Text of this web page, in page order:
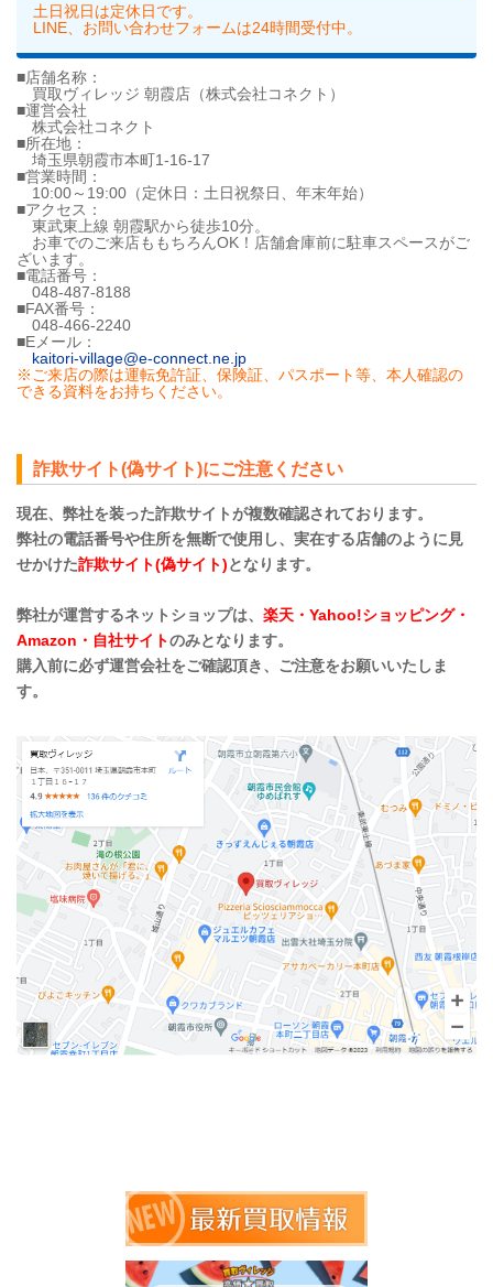
土日祝日は定休日です。
LINE、お問い合わせフォームは24時間受付中。
■店舗名称：
買取ヴィレッジ 朝霞店（株式会社コネクト）
■運営会社
株式会社コネクト
■所在地：
埼玉県朝霞市本町1-16-17
■営業時間：
10:00～19:00（定休日：土日祝祭日、年末年始）
■アクセス：
東武東上線 朝霞駅から徒歩10分。
お車でのご来店ももちろんOK！店舗倉庫前に駐車スペースがご
ざいます。
■電話番号：
048-487-8188
■FAX番号：
048-466-2240
■Eメール：
kaitori-village@e-connect.ne.jp
※ご来店の際は運転免許証、保険証、パスポート等、本人確認の
できる資料をお持ちください。
詐欺サイト(偽サイト)にご注意ください
現在、弊社を装った詐欺サイトが複数確認されております。
弊社の電話番号や住所を無断で使用し、実在する店舗のように見
せかけた詐欺サイト(偽サイト)となります。
弊社が運営するネットショップは、 楽天・Yahoo!ショッピング・
Amazon・自社サイトのみとなります。
購入前に必ず運営会社をご確認頂き、ご注意をお願いいたしま
す。